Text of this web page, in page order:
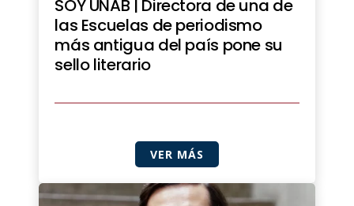
SOY UNAB | Directora de una de
las Escuelas de periodismo
más antigua del país pone su
sello literario
VER MÁS